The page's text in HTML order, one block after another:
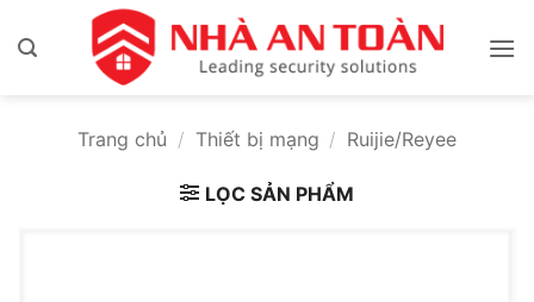
qua
Trang chủ / Thiết bị mạng / Ruijie/Reyee
LỌC SẢN PHẨM